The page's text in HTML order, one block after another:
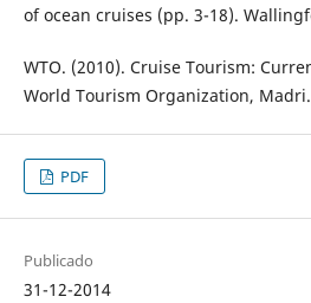
of ocean cruises (pp. 3-18).
WTO. (2010). Cruise Tourism:
World Tourism Organization, Madri.
PDF
Publicado
31-12-2014